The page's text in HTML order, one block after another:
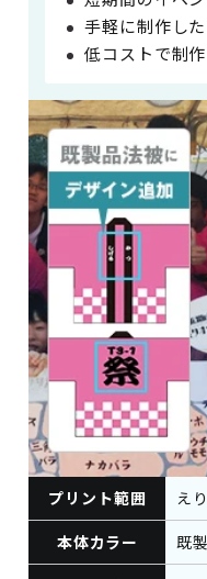
手軽に制作し
低コストで制
プリント範囲
え
本体カラー
既